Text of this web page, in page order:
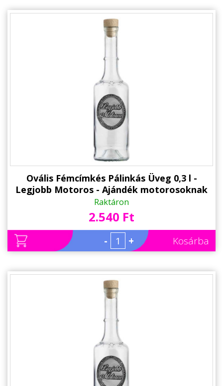
Ovális Fémcímkés Pálinkás Üveg 0,3 l -
Legjobb Motoros - Ajándék motorosoknak
Raktáron
2.540 Ft
- + Kosárba